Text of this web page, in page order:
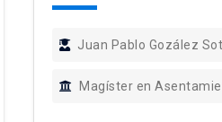
Juan Pablo Gozález
Magíster en